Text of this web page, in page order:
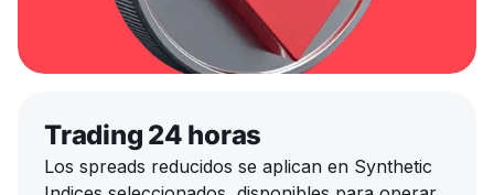
Trading 24 horas
Los spreads reducidos se aplican en Synthetic